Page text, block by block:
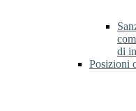
di
Posizioni